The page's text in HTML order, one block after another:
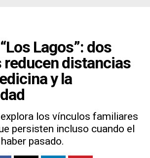
Lagos”: dos
reducen distancias
y la
los vínculos familiares
persisten incluso cuando el
pasado.